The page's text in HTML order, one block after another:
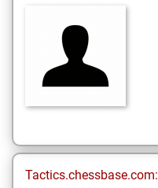
Tactics.chessbase.com: